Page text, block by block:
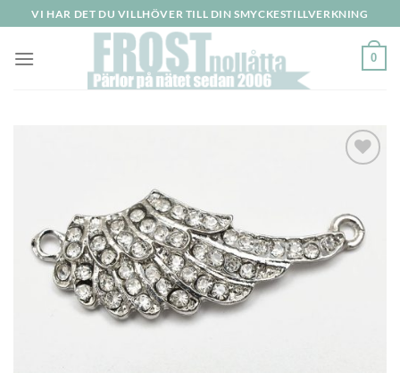
to
content
VI HAR DET DU VILLHÖVER TILL DIN SMYCKESTILLVERKNING
0